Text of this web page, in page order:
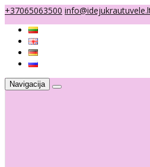
+37065063500
Navigacija